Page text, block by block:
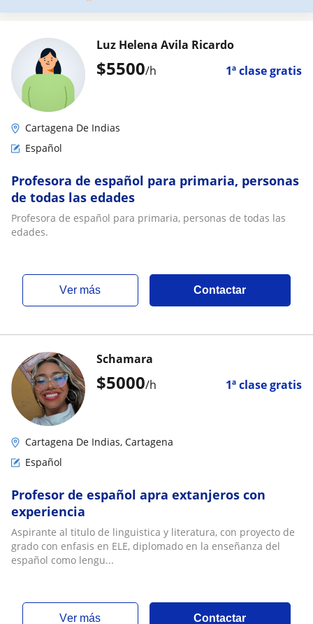
$5500/h 1ª clase gratis
Luz Helena Avila Ricardo
Cartagena De Indias
Español
Profesora de español para primaria, personas
de todas las edades
Profesora de español para primaria, personas de todas las
edades.
ver más Contactar
$5000/h 1ª clase gratis
Schamara
Cartagena De Indias, Cartagena
Español
Profesor de español apra extanjeros con
experiencia
Aspirante al titulo de linguistica y literatura, con proyecto de
grado con enfasis en ELE, diplomado en la enseñanza del
español como lengu...
ver más Contactar